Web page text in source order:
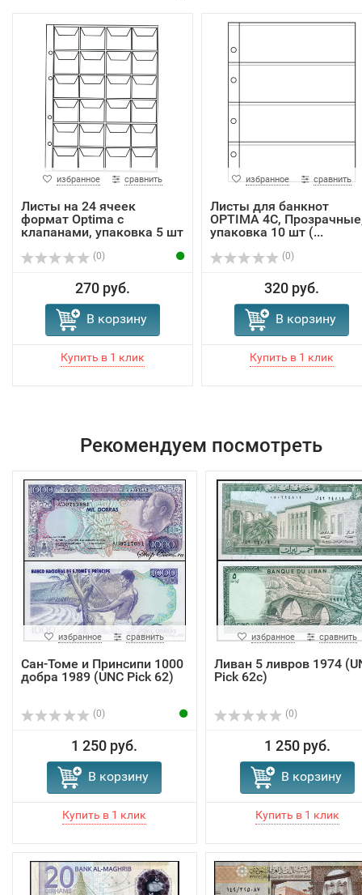
избранное сравнить
Листы на 24 ячеек
формат Optima с
клапанами, упаковка 5 шт
(0)
270 руб.
В корзину
избранное сравнить
Листы для банкнот
OPTIMA 4C,
упаковка 10 шт (...
(0)
320 руб.
В корзину
Рекомендуем посмотреть
избранное сравнить
Сан-Томе и Принсипи 1000
добра 1989 (UNC Pick 62)
(0)
1 250 руб.
В корзину
избранное сравнить
Ливан 5 ливров 1974
Pick 62c)
(0)
1 250 руб.
В корзину